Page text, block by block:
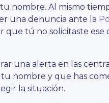
nombre. Al mismo
una denuncia ante la
que tú no solicitaste ese
una alerta en las
nombre y que has
la situación.